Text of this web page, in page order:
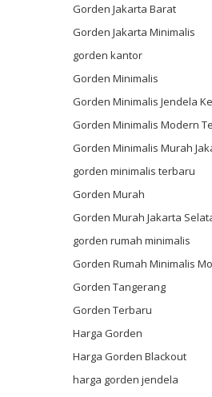
Gorden Jakarta Barat
Gorden Jakarta Minimalis
gorden kantor
Gorden Minimalis
Gorden Minimalis Jendela
Gorden Minimalis Modern
Gorden Minimalis Murah
gorden minimalis terbaru
Gorden Murah
Gorden Murah Jakarta
gorden rumah minimalis
Gorden Rumah Minimalis
Gorden Tangerang
Gorden Terbaru
Harga Gorden
Harga Gorden Blackout
harga gorden jendela